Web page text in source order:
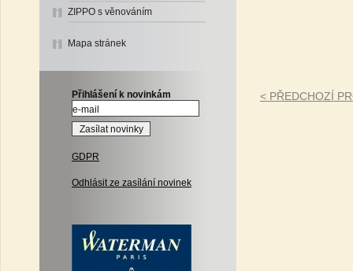
ZIPPO s věnováním
Mapa stránek
Přihlášení k novinkám
GDPR
Odhlásit ze zasílání novinek
< PŘEDCHOZÍ